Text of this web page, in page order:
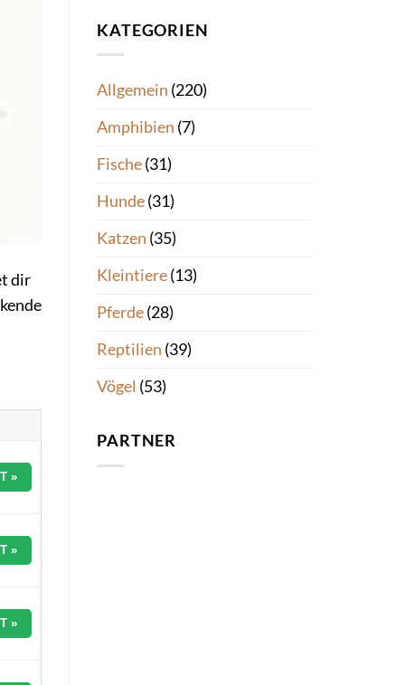
dir
»
»
»
KATEGORIEN
Allgemein (220)
Amphibien (7)
Fische(31)
Hunde(31)
Katzen (35)
Kleintiere(13)
Pferde(28)
Reptilien (39)
Vögel (53)
PARTNER